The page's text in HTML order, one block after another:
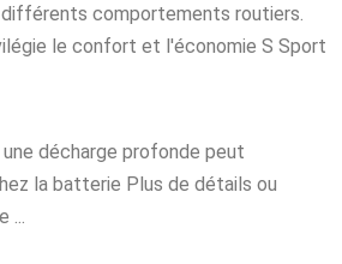
comportements routiers.
le confort et l'économie S Sport
décharge profonde peut
la batterie Plus de détails ou